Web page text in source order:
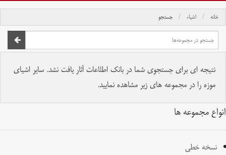
خانه اشیاء جستجو
نتیجه ای برای جستجوی شما در بانک اطلاعات آثار یافت نشد. سایر اشیای
موزه را در مجموعه های زیر مشاهده نمایید.
انواع مجموعه ها
نسخه خطی
تمام حقوق برای موسسه کتابخانه و موزه ملی ملک محفوظ است.